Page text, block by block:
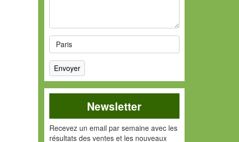
Newsletter
Recevez un email par semaine avec les
résultats des ventes et les nouveaux